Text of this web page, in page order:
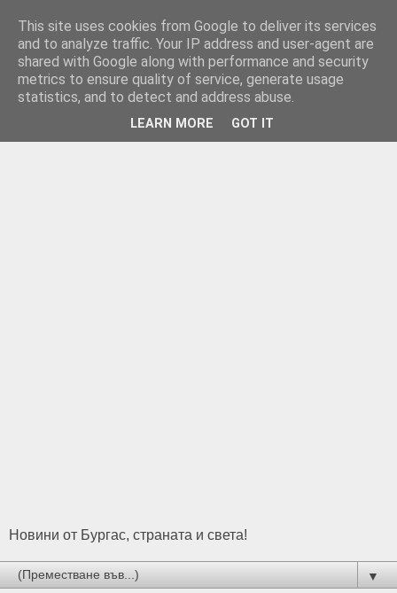
Новини от Бургас, страната и света!
▼
This site uses cookies from Google to deliver its services
and to analyze traffic. Your IP address and user-agent are
shared with Google along with performance and security
metrics to ensure quality of service, generate usage
statistics, and to detect and address abuse.
LEARN MORE GOT IT